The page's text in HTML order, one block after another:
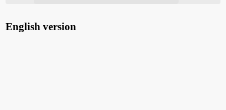
English version